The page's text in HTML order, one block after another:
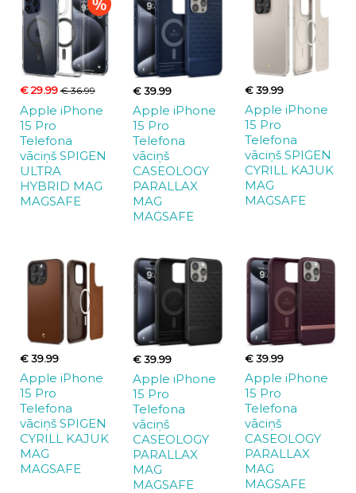
€ 29.99€ 36.99
Apple iPhone
15 Pro
Telefona
vāciņš SPIGEN
ULTRA
HYBRID MAG
MAGSAFE
€ 39.99
Apple iPhone
15 Pro
Telefona
vāciņš
CASEOLOGY
PARALLAX
MAG
MAGSAFE
€ 39.99
Apple iPhone
15 Pro
Telefona
vāciņš SPIGEN
CYRILL KAJUK
MAG
MAGSAFE
€ 39.99
Apple iPhone
15 Pro
Telefona
vāciņš SPIGEN
CYRILL KAJUK
MAG
MAGSAFE
€ 39.99
Apple iPhone
15 Pro
Telefona
vāciņš
CASEOLOGY
PARALLAX
MAG
MAGSAFE
€ 39.99
Apple iPhone
15 Pro
Telefona
vāciņš
CASEOLOGY
PARALLAX
MAG
MAGSAFE